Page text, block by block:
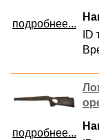
подробнее...
ID
подробнее...